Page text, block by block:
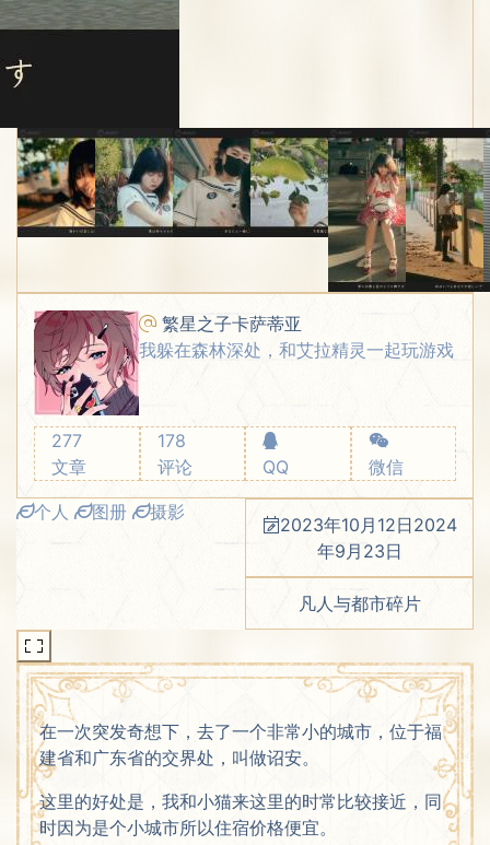
繁星之子卡萨蒂亚
我躲在森林深处，和艾拉精灵一起玩游戏
277
文章
178
评论
QQ 微信
个人 图册 摄影
2023年10月12日2024
年9月23日
凡人与都市碎片
在一次突发奇想下，去了一个非常小的城市，位于福
建省和广东省的交界处，叫做诏安。
这里的好处是，我和小猫来这里的时常比较接近，同
时因为是个小城市所以住宿价格便宜。